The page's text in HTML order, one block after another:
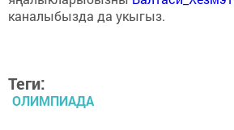
каналыбызда да укыгыз.
Теги:
ОЛИМПИАДА